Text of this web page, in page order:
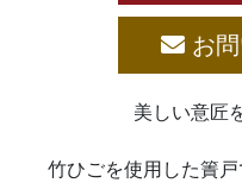
お
美しい意匠
竹ひごを使用した簀